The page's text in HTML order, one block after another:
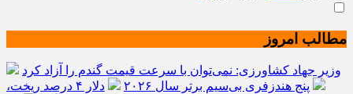
مطالب امروز
وزیر جهاد کشاورزی: نمی‌توان با سرعت قیمت گندم را آزاد کرد
پنج هندزفری بی‌سیم برتر سال ۲۰۲۶
دلار ۴ درصد ریخت،